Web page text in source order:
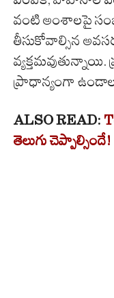
వంటి అంశాలపై
తీసుకోవాల్సిన
ప్రాధాన్యంగా
ALSO READ:
తెలుగు చెప్పాల్సిందే!